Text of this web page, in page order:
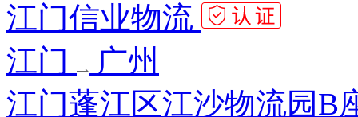
江门信业物流
江门
广州
江门蓬江区江沙物流园B